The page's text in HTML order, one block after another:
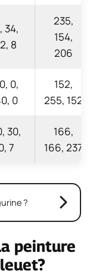
34,
8
235,
154,
206
0,
0
152,
255, 152
30,
7
166,
166, 237
?
peinture